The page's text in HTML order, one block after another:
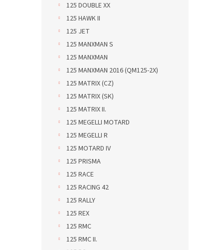
125 DOUBLE XX
125 HAWK II
125 JET
125 MANXMAN S
125 MANXMAN
125 MANXMAN 2016 (QM125-2X)
125 MATRIX (CZ)
125 MATRIX (SK)
125 MATRIX II.
125 MEGELLI MOTARD
125 MEGELLI R
125 MOTARD IV
125 PRISMA
125 RACE
125 RACING 42
125 RALLY
125 REX
125 RMC
125 RMC II.